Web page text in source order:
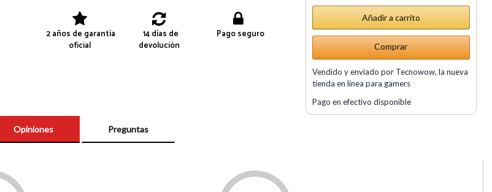
2 años de garantía
oficial
14 días de
devolución
Pago seguro
Comprar
Vendido y enviado por Tecnowow, la nueva
tienda en linea para gamers
Pago en efectivo disponible
Opiniones Preguntas